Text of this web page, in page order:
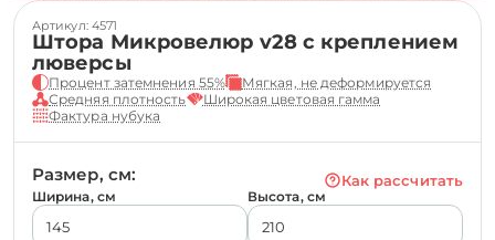
Артикул: 4571
Штора Микровелюр v28 с креплением
люверсы
Процент затемнения 55%
Мягкая, не деформируется
Средняя плотность
Широкая цветовая гамма
Фактура нубука
Размер, см: Как рассчитать
Ширина, см Высота, см